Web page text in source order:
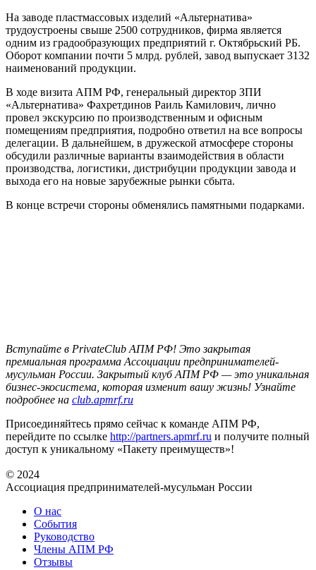
На заводе пластмассовых изделий «Альтернатива»
трудоустроены свыше 2500 сотрудников, фирма является
одним из градообразующих предприятий г. Октябрьский РБ.
Оборот компании почти 5 млрд. рублей, завод выпускает 3132
наименований продукции.
В ходе визита АПМ РФ, генеральный директор ЗПИ
«Альтернатива» Фахретдинов Раиль Камилович, лично
провел экскурсию по производственным и офисным
помещениям предприятия, подробно ответил на все вопросы
делегации. В дальнейшем, в дружеской атмосфере стороны
обсудили различные варианты взаимодействия в области
производства, логистики, дистрибуции продукции завода и
выхода его на новые зарубежные рынки сбыта.
В конце встречи стороны обменялись памятными подарками.
Вступайте в PrivateClub АПМ РФ! Это закрытая
премиальная программа Ассоциации предпринимателей-
мусульман России. Закрытый клуб АПМ РФ — это уникальная
бизнес-экосистема, которая изменит вашу жизнь! Узнайте
подробнее на club.apmrf.ru
Присоединяйтесь прямо сейчас к команде АПМ РФ,
перейдите по ссылке http://partners.apmrf.ru и получите полный
доступ к уникальному «Пакету преимуществ»!
© 2024
Ассоциация предпринимателей-мусульман России
О нас
События
Руководство
Члены АПМ РФ
Отзывы